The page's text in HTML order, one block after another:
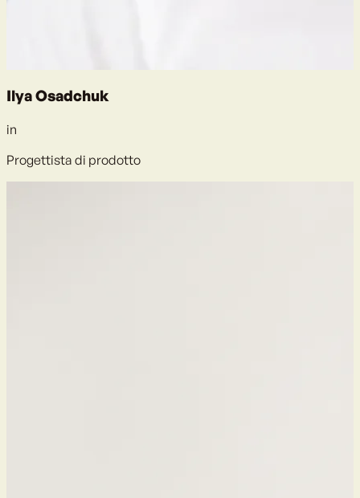
Ilya Osadchuk
in
Progettista di prodotto